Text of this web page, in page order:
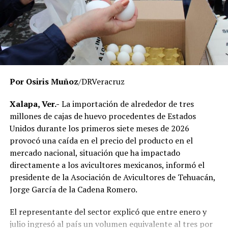
El Gobierno del Estado ha reiterado que las
investigaciones se desarrollan con apego a la ley y
respetando el debido proceso, por lo que hasta el
momento no existe una determinación definitiva sobre
responsabilidades individuales.
señalaron que un grupo de profesores ha manifestado
su inconformidad con el proceso de revisión, al
considerar que las investigaciones podrían afectar
intereses al interior de la institución.
De acuerdo con esos testimonios, el grupo identificado
comoMovimiento Estatal UPAV, integrado
públicamente por Verónica Sánchez Ramos, Mauricio
Ivette Lara Barradas, Roberto Ibáñez y Carlos Enrique
Sierra, ha cuestionado las acciones emprendidas por las
Por Osiris Muñoz/DRVeracruz
Xalapa, Ver.- La importación de alrededor de tres
millones de cajas de huevo procedentes de Estados
Unidos durante los primeros siete meses de 2026
provocó una caída en el precio del producto en el
mercado nacional, situación que ha impactado
directamente a los avicultores mexicanos, informó el
presidente de la Asociación de Avicultores de Tehuacán,
Jorge García de la Cadena Romero.
El representante del sector explicó que entre enero y
julio ingresó al país un volumen equivalente al tres por